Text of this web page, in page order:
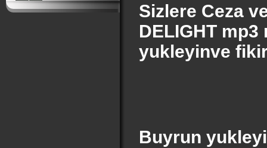
Sizlere Ceza
DELIGHT
yukleyinve
Buyrun